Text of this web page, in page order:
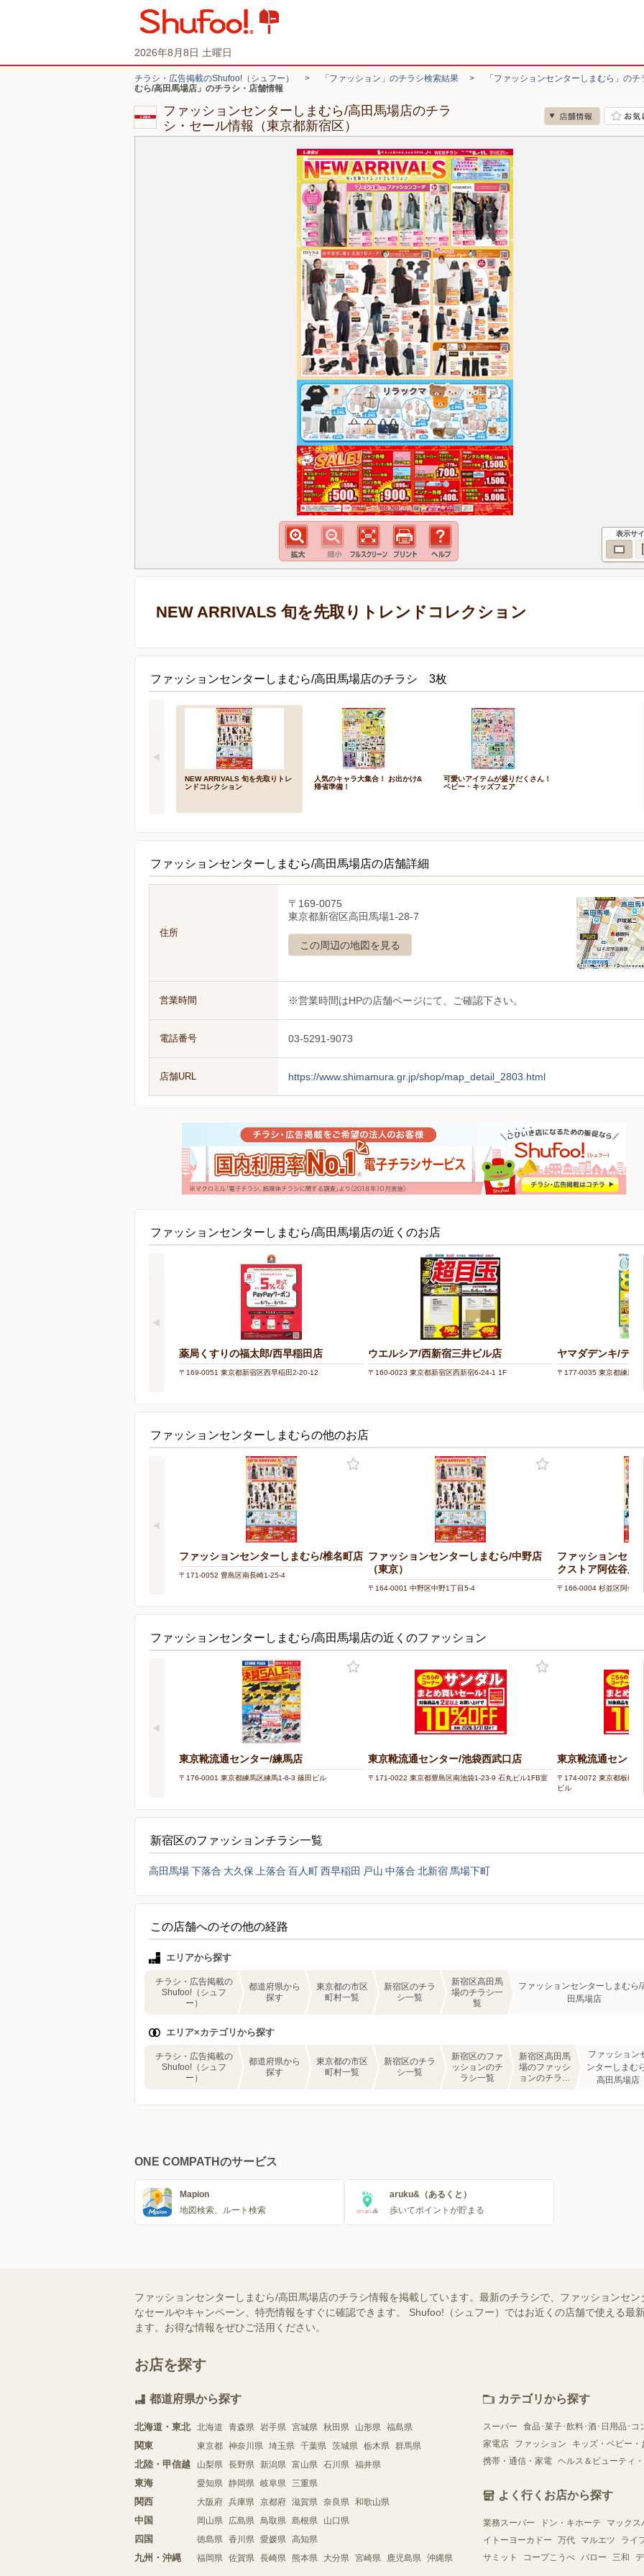
2026年8月8日 土曜日
チラシ・広告掲載のShufoo!（シュフー） > 「ファッション」のチラシ検索結果 > 「ファッションセンターしまむら」の
むら/高田馬場店」のチラシ・店舗情報
ファッションセンターしまむら/高田馬場店のチラ
シ・セール情報（東京都新宿区）
表示サ
NEW ARRIVALS 旬を先取りトレンドコレクション
ファッションセンターしまむら/高田馬場店のチラシ 3枚
NEW ARRIVALS 旬を先取りトレ
ンドコレクション
人気のキャラ大集合！ お出かけ&
帰省準備！
可愛いアイテムが盛りだくさん！
ベビー・キッズフェア
ファッションセンターしまむら/高田馬場店の店舗詳細
住所
〒169-0075
東京都新宿区高田馬場1-28-7
この周辺の地図を見る
営業時間 ※営業時間はHPの店舗ページにて、ご確認下さい。
電話番号 03-5291-9073
店舗URL https://www.shimamura.gr.jp/shop/map_detail_2803.html
ファッションセンターしまむら/高田馬場店の近くのお店
薬局くすりの福太郎/西早稲田店
〒169-0051 東京都新宿区西早稲田2-20-12
ウエルシア/西新宿三井ビル店
〒160-0023 東京都新宿区西新宿6-24-1 1F
ヤマダデンキ/テ
〒177-0035 東京都練馬区
ファッションセンターしまむらの他のお店
ファッションセンターしまむら/椎名町店
〒171-0052 豊島区南長崎1-25-4
ファッションセンターしまむら/中野店
（東京）
〒164-0001 中野区中野1丁目5-4
ファッションセン
クストア阿佐谷店
〒166-0004 杉並区阿佐谷
ファッションセンターしまむら/高田馬場店の近くのファッション
東京靴流通センター/練馬店
〒176-0001 東京都練馬区練馬1-6-3 篠田ビル
東京靴流通センター/池袋西武口店
〒171-0022 東京都豊島区南池袋1-23-9 石丸ビル1FB室
東京靴流通センタ
〒174-0072 東京都板橋区
ビル
新宿区のファッションチラシ一覧
高田馬場下落合 大久保 上落合 百人町西早稲田 戸山 中落合 北新宿 馬場下町
この店舗へのその他の経路
エリアから探す
チラシ・広告掲載の
Shufoo!（シュフ
ー）
都道府県から
探す
東京都の市区
町村一覧
新宿区のチラ
シ一覧
新宿区高田馬
場のチラシ一
覧
ファッションセンターしまむら/
田馬場店
エリア×カテゴリから探す
チラシ・広告掲載の
Shufoo!（シュフ
ー）
都道府県から
探す
東京都の市区
町村一覧
新宿区のチラ
シ一覧
新宿区のファ
ッションのチ
ラシ一覧
新宿区高田馬
場のファッシ
ョンのチラシ
ファッション
ンターしまむ
高田馬場店
ONE COMPATHのサービス
Mapion
地図検索、ルート検索
aruku&（あるくと）
歩いてポイントが貯まる
ファッションセンターしまむら/高田馬場店のチラシ情報を掲載しています。最新のチラシで、ファッションセ
なセールやキャンペーン、特売情報をすぐに確認できます。 Shufoo!（シュフー）ではお近くの店舗で使える最
ます。お得な情報をぜひご活用ください。
お店を探す
都道府県から探す
北海道・東北 北海道 青森県 岩手県 宮城県 秋田県 山形県 福島県
関東 東京都 神奈川県 埼玉県 千葉県 茨城県 栃木県 群馬県
北陸・甲信越 山梨県 長野県 新潟県 富山県 石川県 福井県
東海 愛知県 静岡県 岐阜県 三重県
関西 大阪府 兵庫県 京都府 滋賀県 奈良県 和歌山県
中国 岡山県 広島県 鳥取県 島根県 山口県
四国 徳島県 香川県 愛媛県 高知県
九州・沖縄 福岡県 佐賀県 長崎県 熊本県 大分県 宮崎県 鹿児島県 沖縄県
カテゴリから探す
スーパー 食品･菓子･飲料･酒･日用品･コ
家電店
ファッション キッズ・ベビー・
携帯・通信・家電 ヘルス＆ビューティ
よく行くお店から探す
業務スーパー ドン・キホーテ マックス
イトーヨーカドー
万代 マルエツ ライ
サミット
コープこうべ バロー 三和